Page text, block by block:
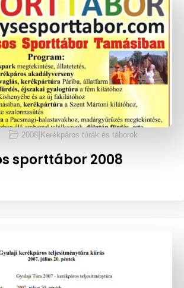
2008 Kerékpáros túrák és táborok
sporttábor 2008